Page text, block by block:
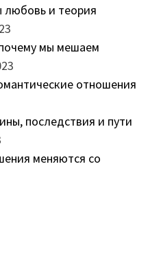
любовь и теория
мы мешаем
отношения
последствия и пути
меняются со